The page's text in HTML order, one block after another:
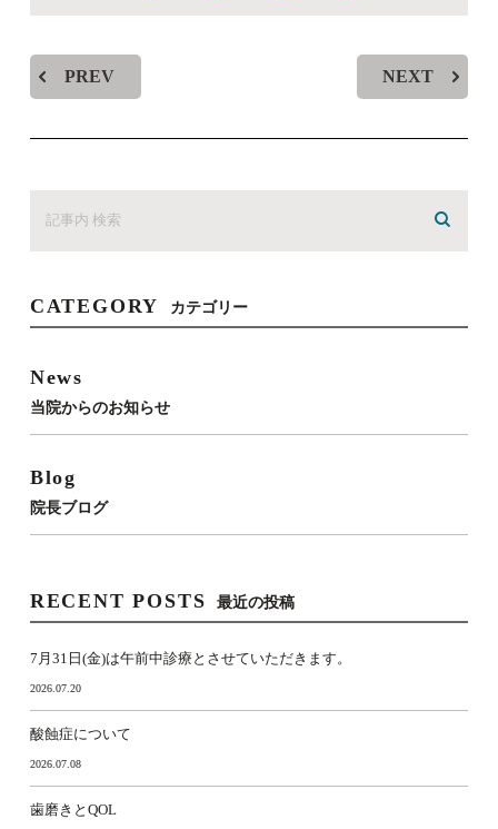
PREV NEXT
CATEGORY カテゴリー
News
当院からのお知らせ
Blog
院長ブログ
RECENT POSTS 最近の投稿
7月31日(金)は午前中診療とさせていただきます。
2026.07.20
酸蝕症について
2026.07.08
歯磨きとQOL